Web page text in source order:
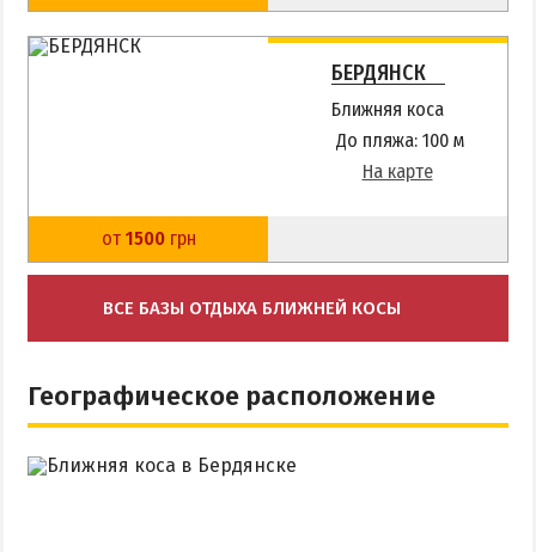
БЕРДЯНСК
Ближняя коса
До пляжа: 100 м
На карте
от 1500грн
ВСЕ БАЗЫ ОТДЫХА БЛИЖНЕЙ КОСЫ
Географическое расположение